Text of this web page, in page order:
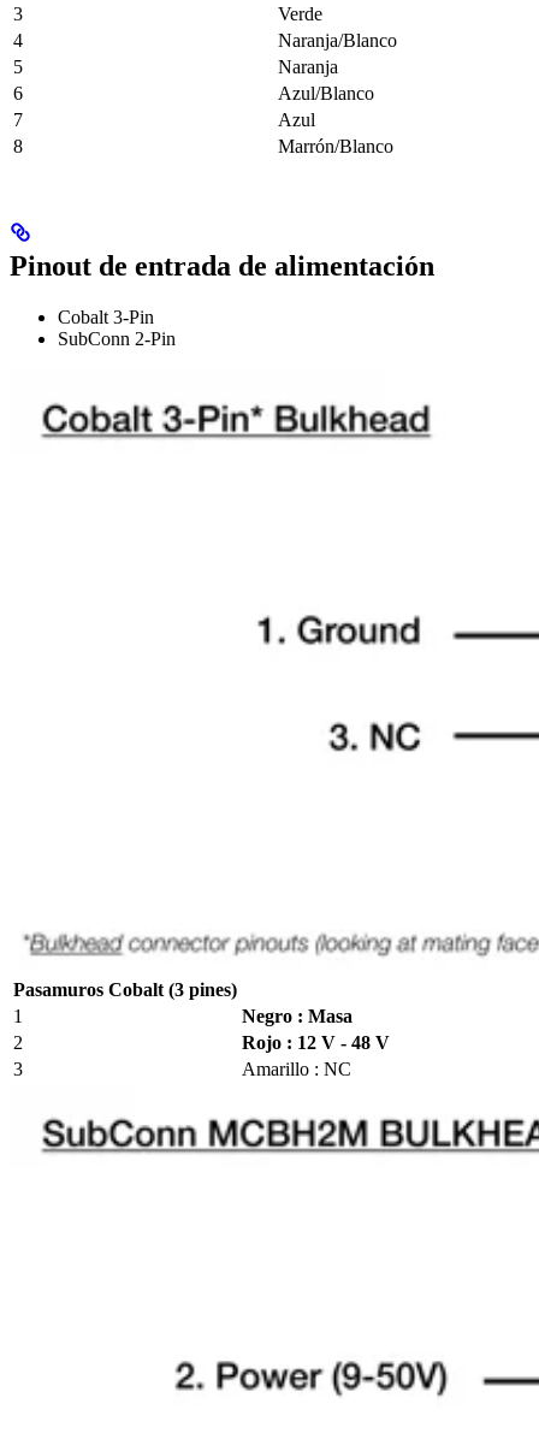
3
Verde
4
Naranja/Blanco
5
Naranja
6
Azul/Blanco
7
Azul
8
Marrón/Blanco
Pinout de entrada de alimentación
Cobalt 3-Pin
SubConn 2-Pin
Pasamuros Cobalt (3 pines)
1
Negro : Masa
2
Rojo : 12 V - 48 V
3
Amarillo : NC